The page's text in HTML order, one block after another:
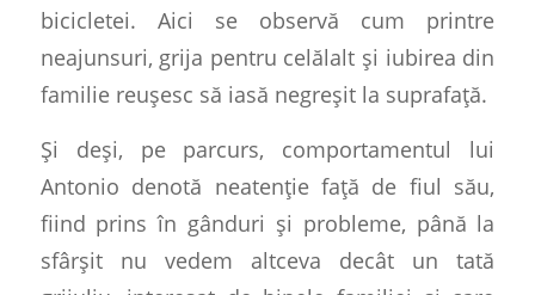
bicicletei. Aici se observă cum printre
neajunsuri, grija pentru celălalt și iubirea din
familie reușesc să iasă negreșit la suprafață.
Și deși, pe parcurs, comportamentul lui
Antonio denotă neatenție față de fiul său,
fiind prins în gânduri și probleme, până la
sfârșit nu vedem altceva decât un tată